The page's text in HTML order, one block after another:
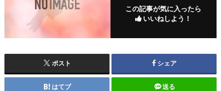
この記事が気に入ったら
いいねしよう！
ポスト シェア
はてブ 送る